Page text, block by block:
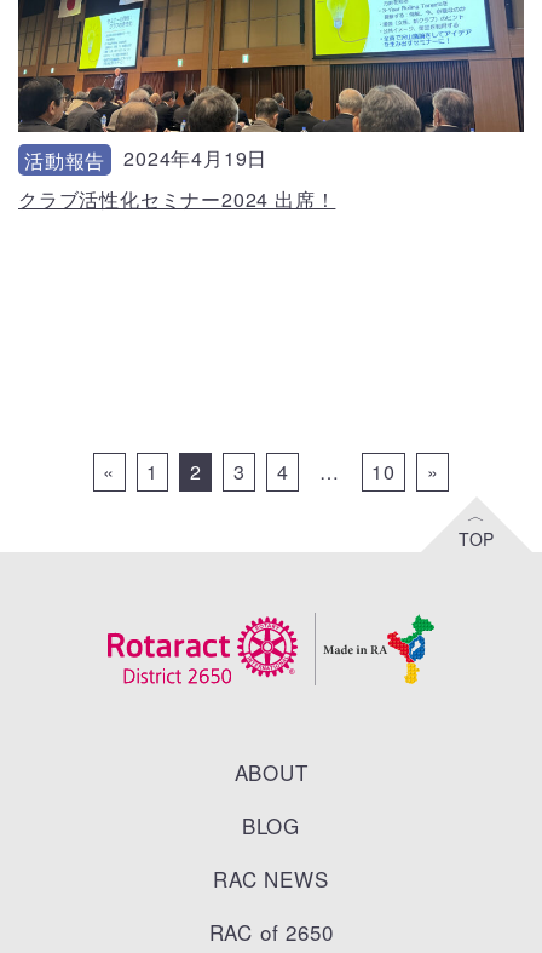
活動報告
2024年4月19日
クラブ活性化セミナー2024 出席！
Posts navigation
« 1 2 3 4 … 10 »
ABOUT
BLOG
RAC NEWS
RAC of 2650